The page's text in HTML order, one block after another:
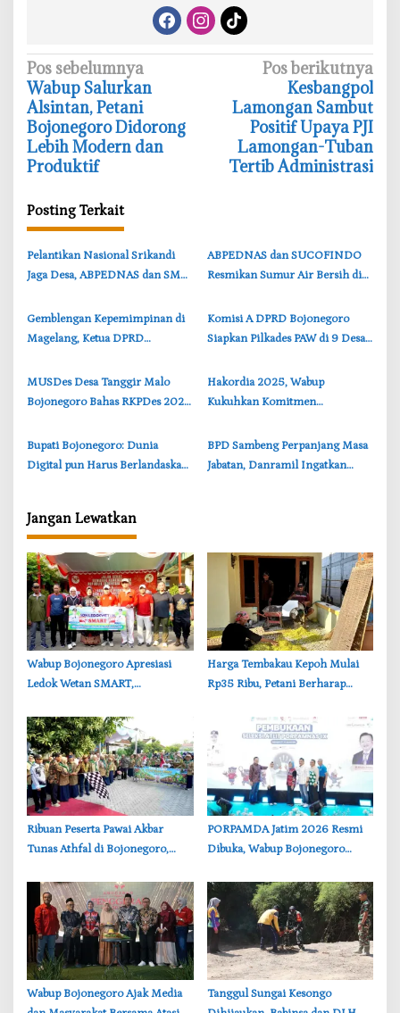
N
a
v
i
g
s
i
p
s
Pos sebelumnya
‎Wabup Salurkan
Alsintan, Petani
Bojonegoro Didorong
Lebih Modern dan
Produktif
Pos berikutnya
‎Kesbangpol
Lamongan Sambut
Positif Upaya PJI
Lamongan-Tuban
Tertib Administrasi
Posting Terkait
‎Pelantikan Nasional Srikandi
Jaga Desa, ABPEDNAS dan SMSI
‎ABPEDNAS dan SUCOFINDO
Resmikan Sumur Air Bersih di
Akses Air Layak
‎Gemblengan Kepemimpinan di
Magelang, Ketua DPRD
Korupsi
Komisi A DPRD Bojonegoro
Siapkan Pilkades PAW di 9 Desa,
MUSDes Desa Tanggir Malo
Bojonegoro Bahas RKPDes 2025
‎Hakordia 2025, Wabup
Kukuhkan Komitmen
Korupsi
‎Bupati Bojonegoro: Dunia
Digital pun Harus Berlandaskan
‎BPD Sambeng Perpanjang Masa
Jabatan, Danramil Ingatkan
Jangan Lewatkan
‎Wabup Bojonegoro Apresiasi
Ledok Wetan SMART,
Bersinergi
Harga Tembakau Kepoh Mulai
Rp35 Ribu, Petani Berharap
‎Ribuan Peserta Pawai Akbar
Tunas Athfal di Bojonegoro,
Anak
‎PORPAMDA Jatim 2026 Resmi
Dibuka, Wabup Bojonegoro
Bersih
Wabup Bojonegoro Ajak Media
‎Tanggul Sungai Kesongo